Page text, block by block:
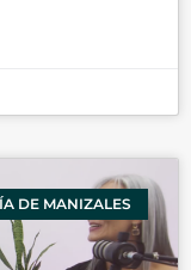
DE MANIZALES